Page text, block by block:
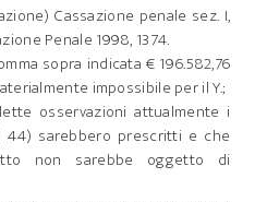
Cassazione penale sez. I,
Penale 1998, 1374.
sopra indicata € 196.582,76
impossibile per il Y.;
osservazioni attualmente i
44) sarebbero prescritti e che
non sarebbe oggetto di